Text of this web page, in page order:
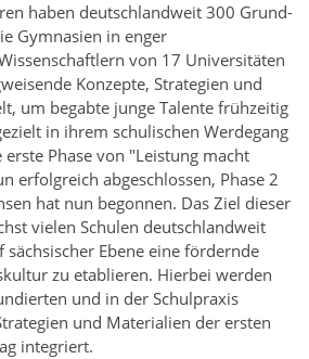
haben deutschlandweit 300 Grund-
Gymnasien in enger
von 17 Universitäten
Konzepte, Strategien und
um begabte junge Talente frühzeitig
in ihrem schulischen Werdegang
Phase von "Leistung macht
erfolgreich abgeschlossen, Phase 2
hat nun begonnen. Das Ziel dieser
vielen Schulen deutschlandweit
sächsischer Ebene eine fördernde
zu etablieren. Hierbei werden
und in der Schulpraxis
und Materialien der ersten
integriert.